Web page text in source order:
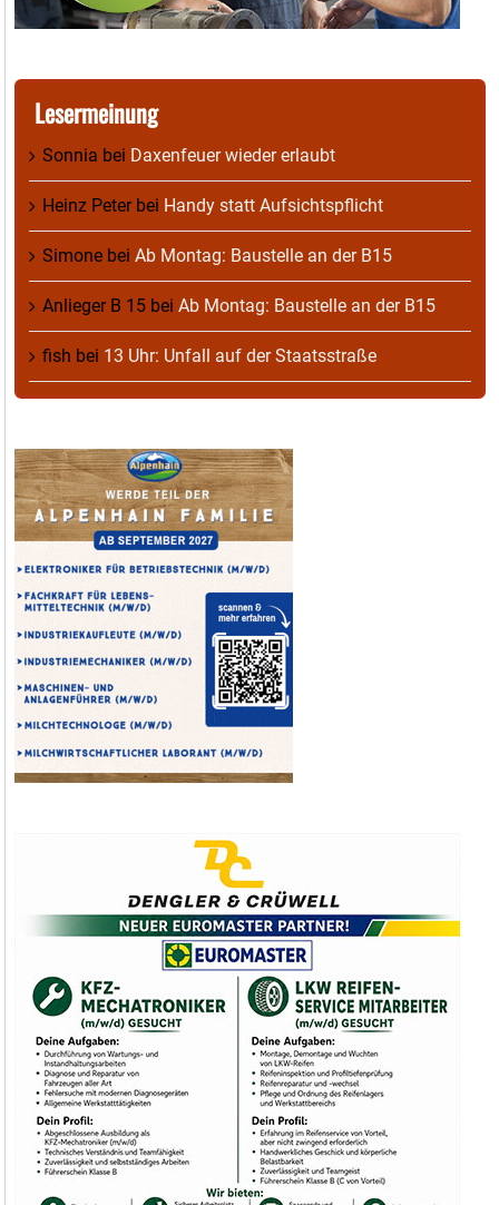
Lesermeinung
Sonnia bei Daxenfeuer wieder erlaubt
Heinz Peterbei Handy statt Aufsichtspflicht
Simone bei Ab Montag: Baustelle an der B15
Anlieger B 15 bei Ab Montag: Baustelle an der B15
fish bei 13 Uhr: Unfall auf der Staatsstraße